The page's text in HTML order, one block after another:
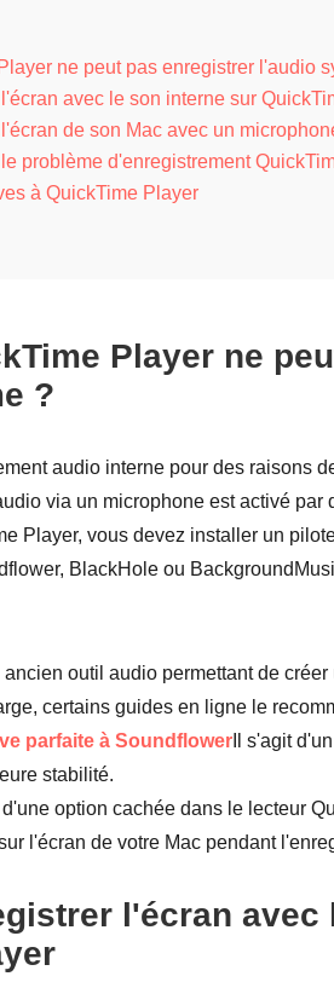
ne peut pas enregistrer l'audio
avec le son interne sur
de son Mac avec un
problème d'enregistrement
à QuickTime Player
Player ne
?
audio interne pour des raisons
via un microphone est activé par
Player, vous devez installer un
BlackHole ou
ancien outil audio permettant de
certains guides en ligne le
parfaite à Soundflower Il s'agit
stabilité.
d'une option cachée dans le lecteur
l'écran de votre Mac pendant
l'écran